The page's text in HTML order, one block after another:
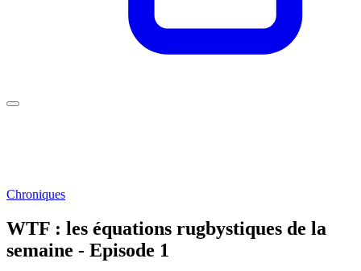
Chroniques
WTF : les équations rugbystiques de la
semaine - Episode 1